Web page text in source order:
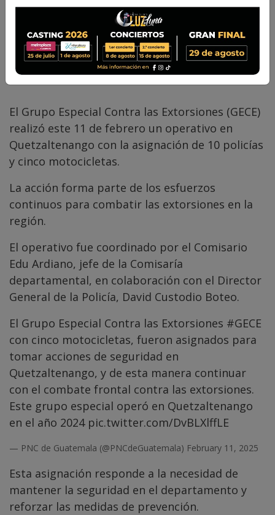
Quetzaltenango es escenario de patrullajes.
El Grupo Especial Contra las Extorsiones (GECE)
realizó este 11 de febrero un operativo en
Quetzaltenango con la asignación de 10 policías
y cinco motocicletas.
La acción forma parte de los esfuerzos
continuos para combatir las extorsiones en la
región.
El operativo fue coordinado por el Comisario
Edu Ardiano, jefe de la Comisaría
departamental, en colaboración con el Director
General de la Policía, David Custodio Boteo.
El Grupo Especial Contra las Extorsiones #GECE
con cinco motocicletas, fueron asignados para
tomar acciones de seguridad en
Quetzaltenango, y de esta manera continuar
con el combate frontal contra las extorsiones.
Este grupo especial operó en Quetzaltenango
en el año 2024 pic.twitter.com/DvBLXlffLE
— PNC de Guatemala (@PNCdeGuatemala) February 11, 2025
Esta asignación responde a la necesidad de
mantener la seguridad en el departamento y
reforzar las medidas de prevención.